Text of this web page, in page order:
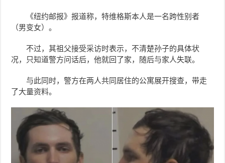
《纽约邮报》报道称，特维格斯本人是一名跨性别者
（男变女）。
不过，其祖父接受采访时表示，不清楚孙子的具体状
况，只知道警方问话后，他就回了家，随后与家人失联。
与此同时，警方在两人共同居住的公寓展开搜查，带走
了大量资料。